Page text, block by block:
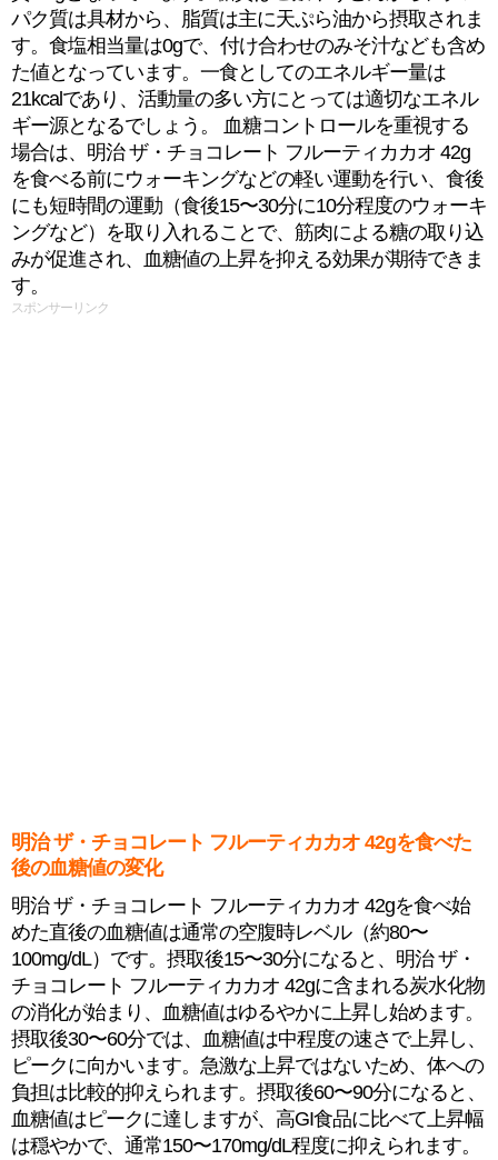
パク質は具材から、脂質は主に天ぷら油から摂取されま
す。食塩相当量は0gで、付け合わせのみそ汁なども含め
た値となっています。一食としてのエネルギー量は
21kcalであり、活動量の多い方にとっては適切なエネル
ギー源となるでしょう。 血糖コントロールを重視する
場合は、明治 ザ・チョコレート フルーティカカオ 42g
を食べる前にウォーキングなどの軽い運動を行い、食後
にも短時間の運動（食後15〜30分に10分程度のウォーキ
ングなど）を取り入れることで、筋肉による糖の取り込
みが促進され、血糖値の上昇を抑える効果が期待できま
す。
スポンサーリンク
明治 ザ・チョコレート フルーティカカオ 42gを食べた
後の血糖値の変化
明治 ザ・チョコレート フルーティカカオ 42gを食べ始
めた直後の血糖値は通常の空腹時レベル（約80〜
100mg/dL）です。摂取後15〜30分になると、明治 ザ・
チョコレート フルーティカカオ 42gに含まれる炭水化物
の消化が始まり、血糖値はゆるやかに上昇し始めます。
摂取後30〜60分では、血糖値は中程度の速さで上昇し、
ピークに向かいます。急激な上昇ではないため、体への
負担は比較的抑えられます。摂取後60〜90分になると、
血糖値はピークに達しますが、高GI食品に比べて上昇幅
は穏やかで、通常150〜170mg/dL程度に抑えられます。